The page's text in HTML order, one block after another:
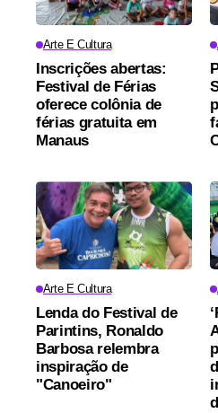
Arte E Cultura
Inscrições abertas:
Festival de Férias
oferece colônia de
férias gratuita em
Manaus
Arte E Cultura
Lenda do Festival de
Parintins, Ronaldo
Barbosa relembra
inspiração de
"Canoeiro"